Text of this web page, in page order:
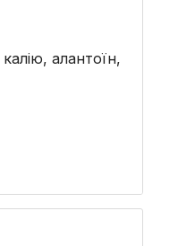
алантоїн,